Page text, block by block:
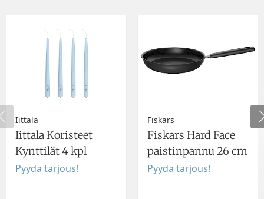
Iittala
Iittala Koristeet
Kynttilät 4 kpl
Pyydä tarjous!
Fiskars
Fiskars Hard Face
paistinpannu 26 cm
Pyydä tarjous!